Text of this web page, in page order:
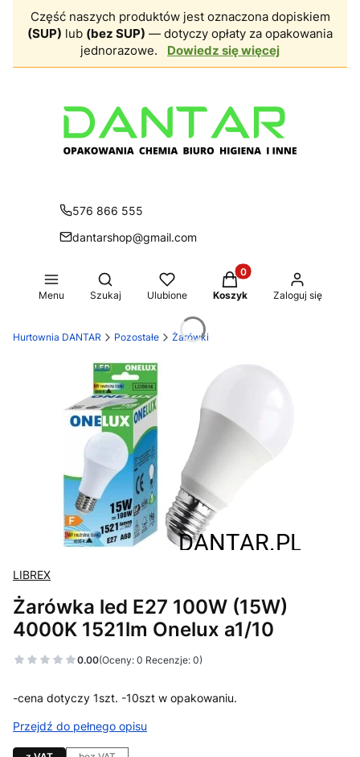
Część naszych produktów jest oznaczona dopiskiem
(SUP) lub (bez SUP) — dotyczy opłaty za opakowania
jednorazowe.
Dowiedz się więcej
576 866 555
dantarshop@gmail.com
Menu
Otwórz wyszukiwarkę
Szukaj Ulubione
Produkty w koszyku:
Koszyk Zaloguj się
Hurtownia DANTAR Pozostałe Żarówki
LIBREX
Żarówka led E27 100W (15W)
4000K 1521lm Onelux a1/10
0.00(Oceny: 0 Recenzje: 0)
-cena dotyczy 1szt. -10szt w opakowaniu.
Przejdź do pełnego opisu